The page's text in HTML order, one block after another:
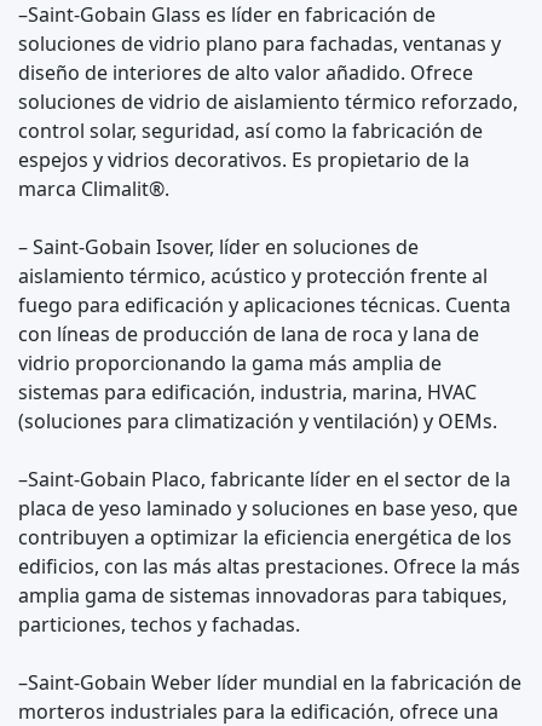
–Saint-Gobain Glass es líder en fabricación de
soluciones de vidrio plano para fachadas, ventanas y
diseño de interiores de alto valor añadido. Ofrece
soluciones de vidrio de aislamiento térmico reforzado,
control solar, seguridad, así como la fabricación de
espejos y vidrios decorativos. Es propietario de la
marca Climalit®.
– Saint-Gobain Isover, líder en soluciones de
aislamiento térmico, acústico y protección frente al
fuego para edificación y aplicaciones técnicas. Cuenta
con líneas de producción de lana de roca y lana de
vidrio proporcionando la gama más amplia de
sistemas para edificación, industria, marina, HVAC
(soluciones para climatización y ventilación) y OEMs.
–Saint-Gobain Placo, fabricante líder en el sector de la
placa de yeso laminado y soluciones en base yeso, que
contribuyen a optimizar la eficiencia energética de los
edificios, con las más altas prestaciones. Ofrece la más
amplia gama de sistemas innovadoras para tabiques,
particiones, techos y fachadas.
–Saint-Gobain Weber líder mundial en la fabricación de
morteros industriales para la edificación, ofrece una